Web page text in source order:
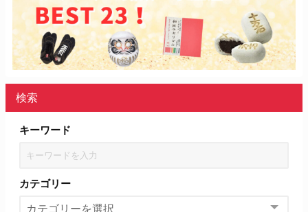
検索
キーワード
カテゴリー